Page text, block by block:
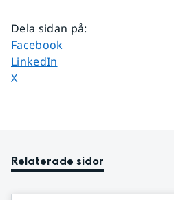
Dela sidan på:
Dela sidan på
Facebook
Dela sidan på
LinkedIn
Dela sidan på
X
Relaterade sidor